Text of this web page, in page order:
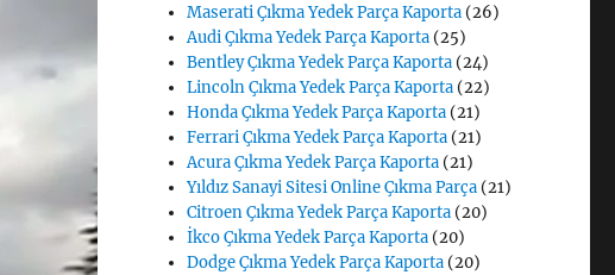
Maserati Çıkma Yedek Parça Kaporta (26)
Audi Çıkma Yedek Parça Kaporta (25)
Bentley Çıkma Yedek Parça Kaporta (24)
Lincoln Çıkma Yedek Parça Kaporta (22)
Honda Çıkma Yedek Parça Kaporta (21)
Ferrari Çıkma Yedek Parça Kaporta (21)
Acura Çıkma Yedek Parça Kaporta (21)
Yıldız Sanayi Sitesi Online Çıkma Parça (21)
Citroen Çıkma Yedek Parça Kaporta (20)
İkco Çıkma Yedek Parça Kaporta (20)
Dodge Çıkma Yedek Parça Kaporta (20)